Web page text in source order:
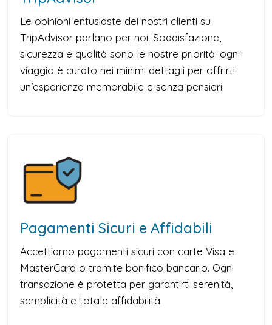
Le opinioni entusiaste dei nostri clienti su
TripAdvisor parlano per noi. Soddisfazione,
sicurezza e qualità sono le nostre priorità: ogni
viaggio è curato nei minimi dettagli per offrirti
un’esperienza memorabile e senza pensieri.
Pagamenti Sicuri e Affidabili
Accettiamo pagamenti sicuri con carte Visa e
MasterCard o tramite bonifico bancario. Ogni
transazione è protetta per garantirti serenità,
semplicità e totale affidabilità.